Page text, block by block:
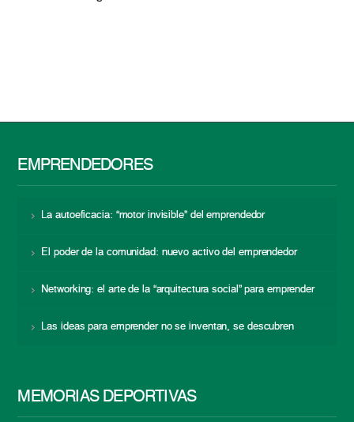
EMPRENDEDORES
La autoeficacia: “motor invisible” del emprendedor
El poder de la comunidad: nuevo activo del emprendedor
Networking: el arte de la “arquitectura social” para emprender
Las ideas para emprender no se inventan, se descubren
MEMORIAS DEPORTIVAS